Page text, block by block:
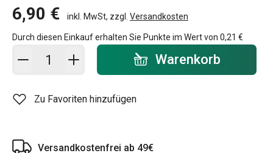
6,90 € inkl. MwSt, zzgl. Versandkosten
Durch diesen Einkauf erhalten Sie Punkte im Wert von 0,21 €
In den Warenkorb - Menge Warenkorb
Zu Favoriten hinzufügen
Versandkostenfrei ab 49€